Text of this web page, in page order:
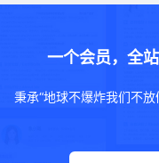
一个会员，全
秉承“地球不爆炸我们不